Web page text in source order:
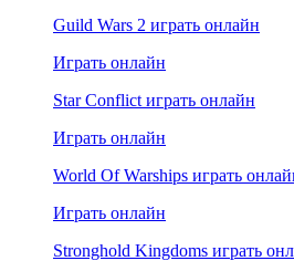
Guild Wars 2 играть онлайн
Играть онлайн
Star Conflict играть онлайн
Играть онлайн
World Of Warships играть
Играть онлайн
Stronghold Kingdoms играть